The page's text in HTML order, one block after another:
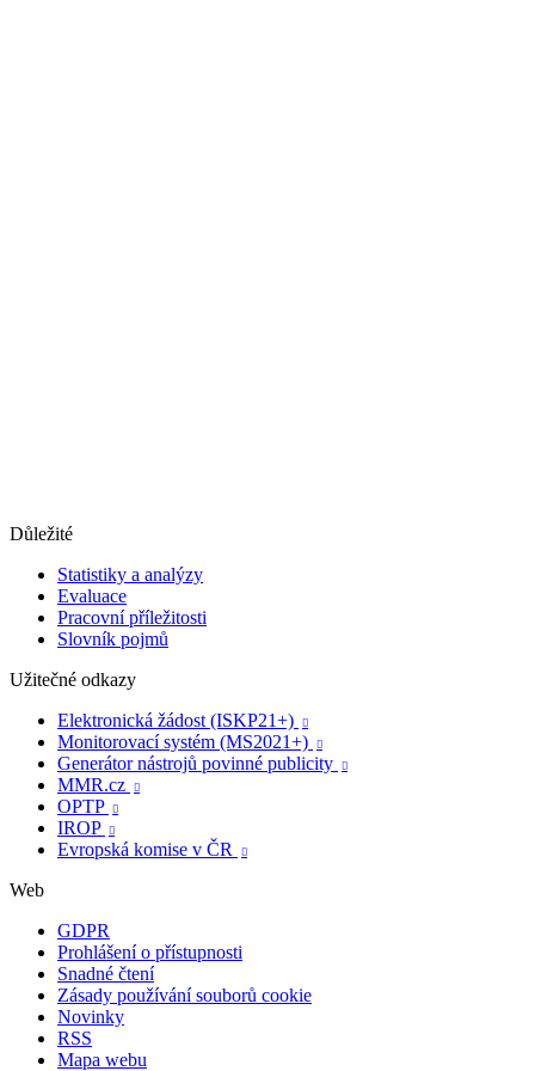
Důležité
Statistiky a analýzy
Evaluace
Pracovní příležitosti
Slovník pojmů
Užitečné odkazy
Elektronická žádost (ISKP21+)

Monitorovací systém (MS2021+) 
Generátor nástrojů povinné publicity 
MMR.cz 
OPTP 
IROP 
Evropská komise v ČR 
Web
GDPR
Prohlášení o přístupnosti
Snadné čtení
Zásady používání souborů cookie
Novinky
RSS
Mapa webu